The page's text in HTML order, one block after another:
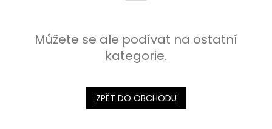
Můžete se ale podívat na ostatní
kategorie.
ZPĚT DO OBCHODU